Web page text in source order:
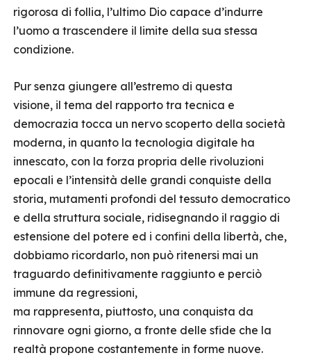
rigorosa di follia, l’ultimo Dio capace d’indurre
l’uomo a trascendere il limite della sua stessa
condizione.
Pur senza giungere all’estremo di questa
visione, il tema del rapporto tra tecnica e
democrazia tocca un nervo scoperto della società
moderna, in quanto la tecnologia digitale ha
innescato, con la forza propria delle rivoluzioni
epocali e l’intensità delle grandi conquiste della
storia, mutamenti profondi del tessuto democratico
e della struttura sociale, ridisegnando il raggio di
estensione del potere ed i confini della libertà, che,
dobbiamo ricordarlo, non può ritenersi mai un
traguardo definitivamente raggiunto e perciò
immune da regressioni,
ma rappresenta, piuttosto, una conquista da
rinnovare ogni giorno, a fronte delle sfide che la
realtà propone costantemente in forme nuove.